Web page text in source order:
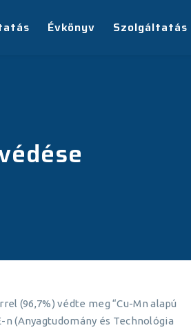
Évkönyv Szolgáltatás
(96,7%) védte meg “Cu-Mn alapú
(Anyagtudomány és Technológia